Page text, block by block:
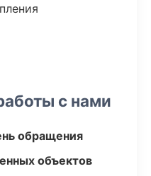
с нами
обращения
объектов